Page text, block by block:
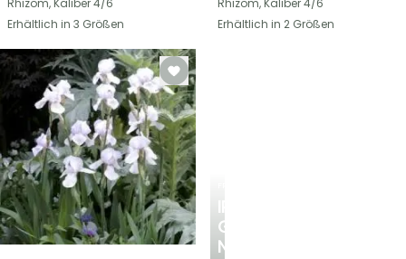
IRIS
GERMANICA
NEUHEITEN
Rhizom, Kaliber 4/6
Erhältlich in 3 Größen
Rhizom, Kaliber 4/6
Erhältlich in 2 Größen